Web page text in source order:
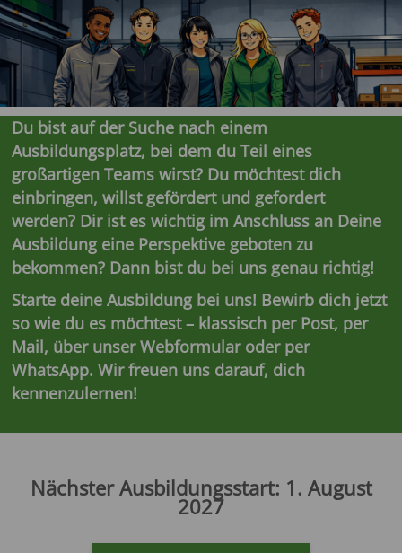
Du bist auf der Suche nach einem
Ausbildungsplatz, bei dem du Teil eines
großartigen Teams wirst? Du möchtest dich
einbringen, willst gefördert und gefordert
werden? Dir ist es wichtig im Anschluss an Deine
Ausbildung eine Perspektive geboten zu
bekommen? Dann bist du bei uns genau richtig!
Starte deine Ausbildung bei uns! Bewirb dich jetzt
so wie du es möchtest – klassisch per Post, per
Mail, über unser Webformular oder per
WhatsApp. Wir freuen uns darauf, dich
kennenzulernen!
Nächster Ausbildungsstart: 1. August
2027